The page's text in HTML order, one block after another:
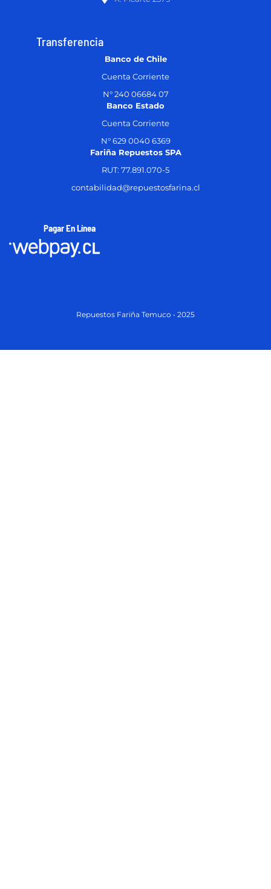
Transferencia
Banco de Chile
Cuenta Corriente
N° 240 06684 07
Banco Estado
Cuenta Corriente
N° 629 0040 6369
Fariña Repuestos SPA
RUT: 77.891.070-5
contabilidad@repuestosfarina.cl
Pagar En Línea
Repuestos Fariña Temuco • 2025